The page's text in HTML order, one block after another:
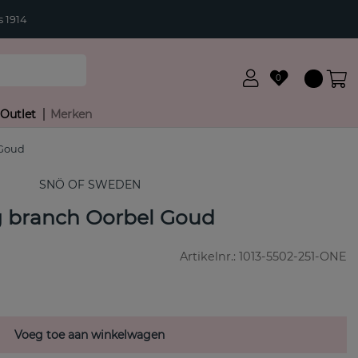
0
Outlet Merken
SNÖ OF SWEDEN
Oorbel Goud
Artikelnr.: 1013-5502-251-ONE
Voeg toe aan winkelwagen